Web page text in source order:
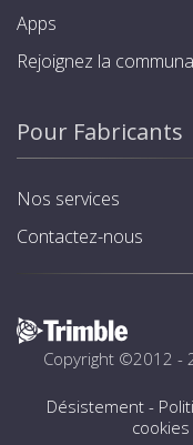
Apps
Rejoignez la
Pour Fabricants
Nos services
Contactez-nous
Copyright ©2012 -
Désistement-
cookies